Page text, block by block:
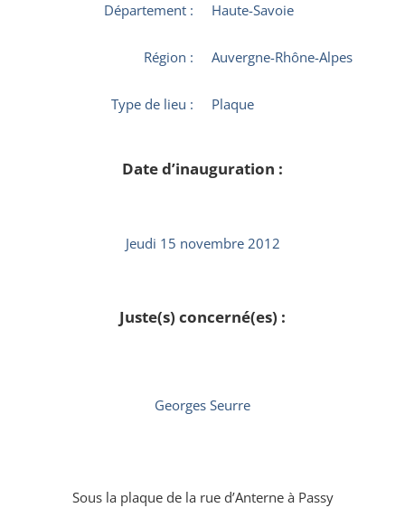
Département : Haute-Savoie
Région : Auvergne-Rhône-Alpes
Type de lieu : Plaque
Date d’inauguration :
Jeudi 15 novembre 2012
Juste(s) concerné(es) :
Georges Seurre
Sous la plaque de la rue d’Anterne à Passy